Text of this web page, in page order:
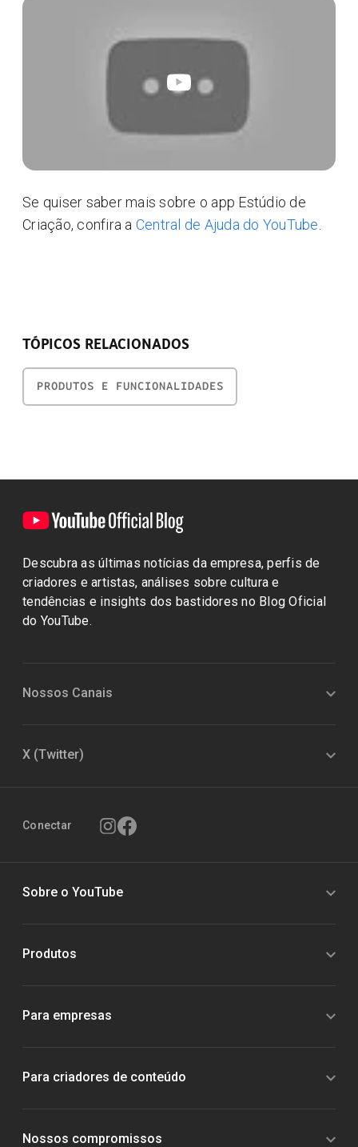
Se quiser saber mais sobre o app Estúdio de
Criação, confira a Central de Ajuda do YouTube
TÓPICOS RELACIONADOS
PRODUTOS E FUNCIONALIDADES
Descubra as últimas notícias da empresa, perfis de
criadores e artistas, análises sobre cultura e
tendências e insights dos bastidores no Blog Oficial
do YouTube.
Nossos Canais
X (Twitter)
Conectar
Sobre o YouTube
Produtos
Para empresas
Para criadores de conteúdo
Nossos compromissos